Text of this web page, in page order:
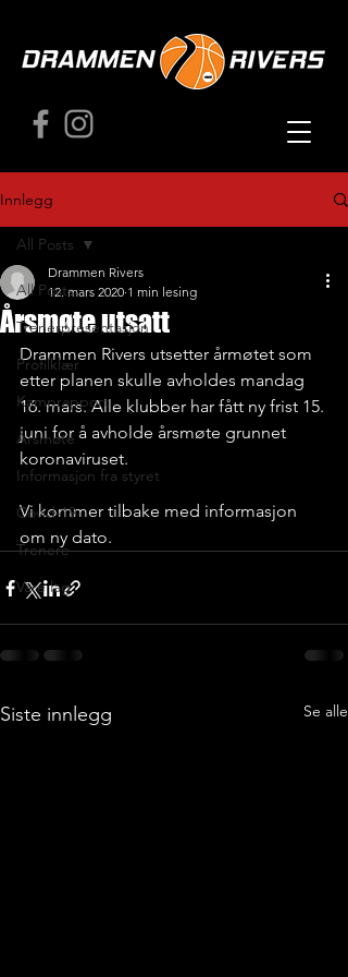
Innlegg
All Posts
Trenerpresentasjon
Profilklær
Kamprapport
Årsmøte
Informasjon fra styret
Covid-19
Trenere
Våre lag
All Posts
Årsmøte utsatt
Drammen Rivers
12. mars 2020 1 min lesing
Drammen Rivers utsetter årmøtet som
etter planen skulle avholdes mandag
16. mars. Alle klubber har fått ny frist 15.
juni for å avholde årsmøte grunnet
koronaviruset.
Vi kommer tilbake med informasjon
om ny dato.
Siste innlegg Se alle